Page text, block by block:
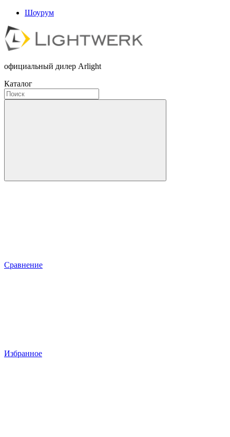
Шоурум
официальный дилер Arlight
Каталог
Сравнение
Избранное